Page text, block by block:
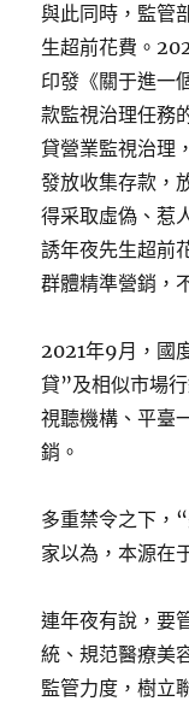
與此同時，監管
生超前花費。
印發《關于進一
款監視治理任務
貸營業監視治理
發放收集存款，
得采取虛偽、惹
誘年夜先生超前
群體精準營銷，
2021年9月，國
貸”及相似市場
視聽機構、平臺
銷。
多重禁令之下，
家以為，本源在
連年夜有說，要
統、規范醫療美
監管力度，樹立